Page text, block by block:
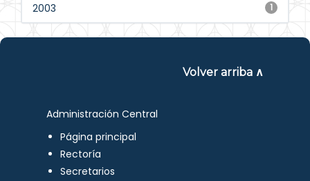
1
2003
Volver arriba ∧
Administración Central
Página principal
Rectoría
Secretarios